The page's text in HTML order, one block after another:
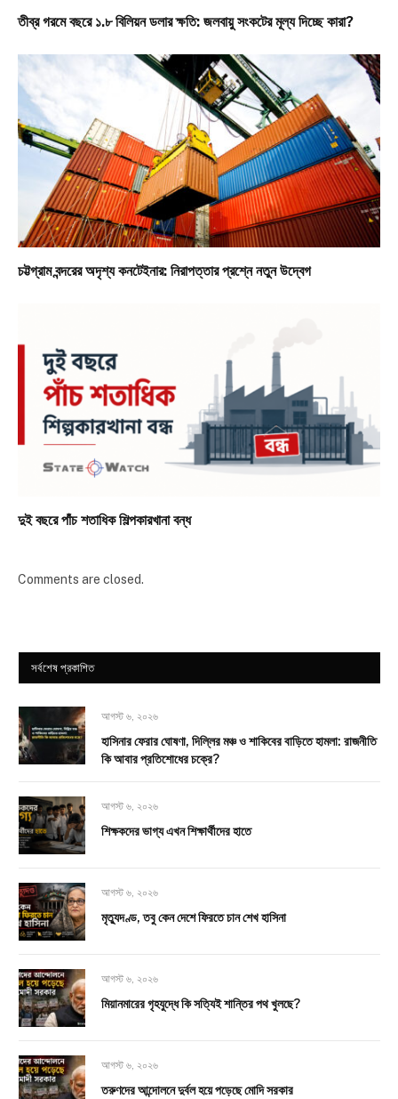
তীব্র গরমে বছরে ১.৮ বিলিয়ন ডলার ক্ষতি: জলবায়ু সংকটের মূল্য দিচ্ছে কারা?
চট্টগ্রাম বন্দরের অদৃশ্য কনটেইনার: নিরাপত্তার প্রশ্নে নতুন উদ্বেগ
দুই বছরে পাঁচ শতাধিক শিল্পকারখানা বন্ধ
Comments are closed.
সর্বশেষ প্রকাশিত
আগস্ট ৬, ২০২৬
হাসিনার ফেরার ঘোষণা, দিল্লির মঞ্চ ও শাকিবের বাড়িতে হামলা: রাজনীতি
কি আবার প্রতিশোধের চক্রে?
আগস্ট ৬, ২০২৬
শিক্ষকদের ভাগ্য এখন শিক্ষার্থীদের হাতে
আগস্ট ৬, ২০২৬
মৃত্যুদণ্ড, তবু কেন দেশে ফিরতে চান শেখ হাসিনা
আগস্ট ৬, ২০২৬
মিয়ানমারের গৃহযুদ্ধে কি সত্যিই শান্তির পথ খুলছে?
আগস্ট ৬, ২০২৬
তরুণদের আন্দোলনে দুর্বল হয়ে পড়েছে মোদি সরকার